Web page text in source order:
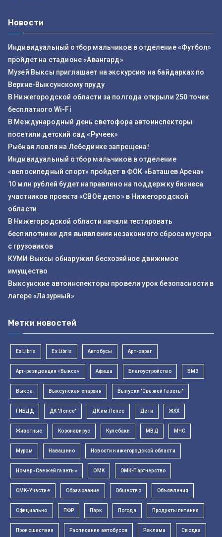
Новости
Индивидуальный отбор мальчиков в отделение «Футбол»
пройдет на стадионе «Авангард»
Музей Выксы приглашает на экскурсию на байдарках по
Верхне-Выксунскому пруду
В Нижегородской области за полгода открыли 250 точек
бесплатного Wi-Fi
В Международный день светофора автоинспекторы
посетили детский сад «Ручеек»
Рыбная ловля на Лебединке запрещена!
Индивидуальный отбор мальчиков в отделение
«велосипедный спорт» пройдет в ФОК «Баташев Арена»
10 млн рублей будет направлено на поддержку бизнеса
участников проекта «СВОё дело» в Нижегородской
области
В Нижегородской области начали тестировать
беспилотники для выявления незаконного сброса мусора
с грузовиков
КУМИ Выксы обнаружил бесхозяйное движимое
имущество
Выксунские автоинспекторы провели урок безопасности в
лагере «Лазурный»
Метки новостей
Ex Libris Ex Libris Автобусы Арт-овраг
Арт-резиденция «Выкса» Афиша Благоустройство ВМЗ
Выкса Выксунская епархия Выпуски "Свежей Газеты"
ГИБДД ДК "Лепсе" ДК им Лепсе Дети ЖКХ
Животные Коронавирус Кулебаки МВД МЧС
Муром Навашино Новости нижегородской области
Номер «Свежей газеты» ОМК ОМК-Партнерство
ОМК-Участие Образование Общество Объявления
Официально ПФР Парк Погода Продукты питания
Происшествия Расписание автобусов Реклама Сводка